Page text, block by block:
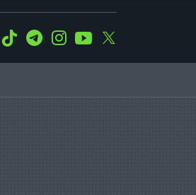
WhatsApp
Tiktok TelegramInstagramYoutube